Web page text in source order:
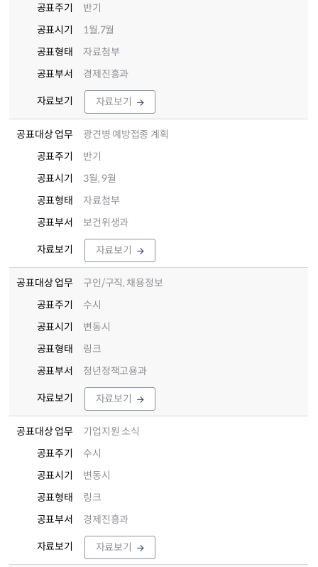
공표주기
반기
공표시기
1월,7월
공표형태
자료첨부
공표부서
경제진흥과
자료보기 자료보기
공표대상 업무
광견병 예방접종 계획
공표주기
반기
공표시기
3월, 9월
공표형태
자료첨부
공표부서
보건위생과
자료보기 자료보기
공표대상 업무
구인/구직, 채용정보
공표주기
수시
공표시기
변동시
공표형태
링크
공표부서
청년정책고용과
자료보기 자료보기
공표대상 업무
기업지원 소식
공표주기
수시
공표시기
변동시
공표형태
링크
공표부서
경제진흥과
자료보기 자료보기